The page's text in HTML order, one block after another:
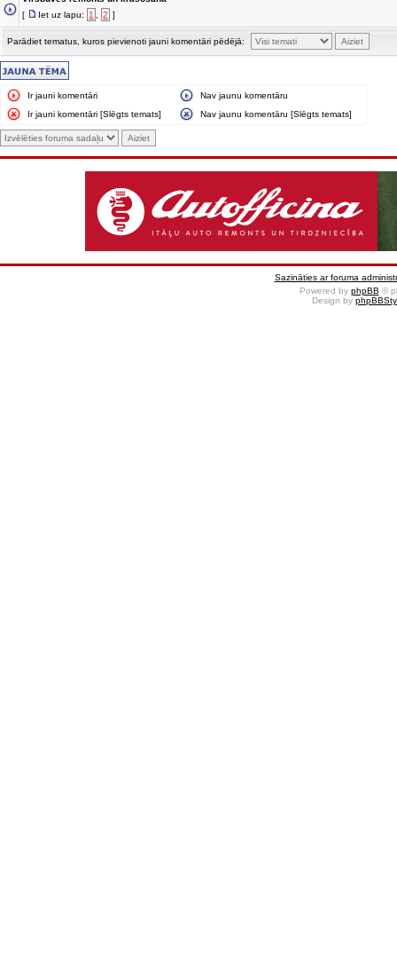
[
Iet uz lapu: 1 2 ]
Parādiet tematus, kuros pievienoti jauni komentāri pēdējā:
Ir jauni komentāri
Nav jaunu komentāru
Ir jauni komentāri [Slēgts temats]
Nav jaunu komentāru [Slēgts temats]
Sazināties ar foruma
Powered by phpBB ©
Design by